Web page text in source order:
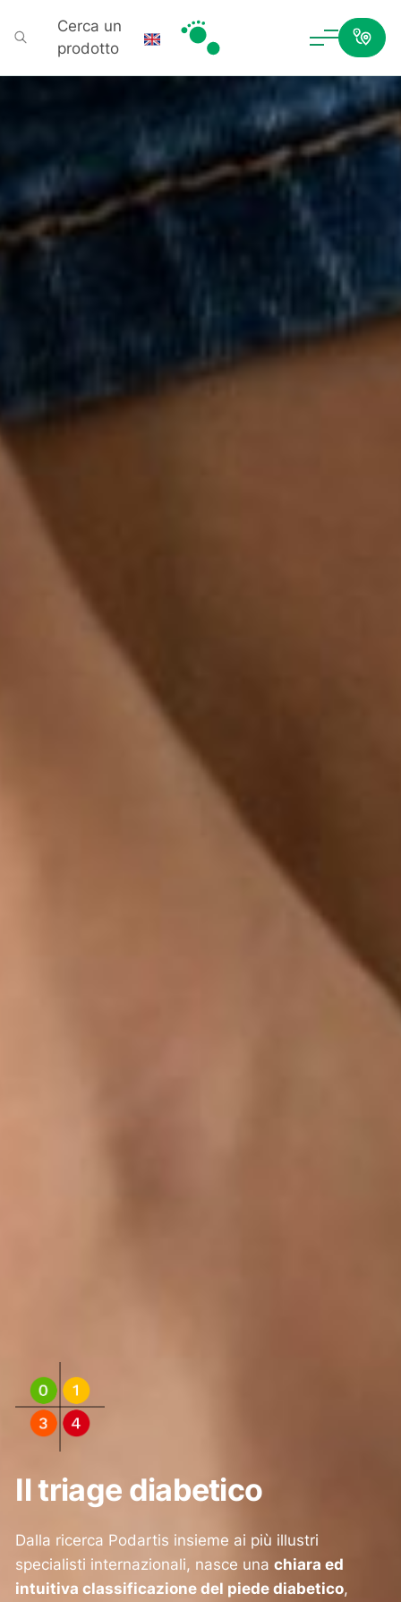
Cerca un
prodotto
Il triage diabetico
Dalla ricerca Podartis insieme ai più illustri
specialisti internazionali, nasce unachiara ed
intuitiva classificazione del piede diabetico,